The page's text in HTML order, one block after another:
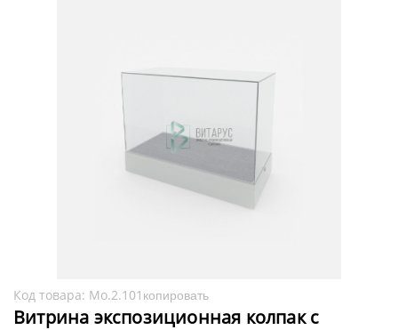
Код товара: Мо.2.101 копировать
Витрина экспозиционная колпак с